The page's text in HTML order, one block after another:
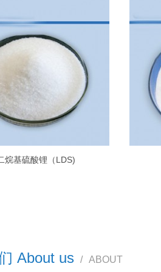
烷基硫酸锂（LDS)
About us / ABOUT